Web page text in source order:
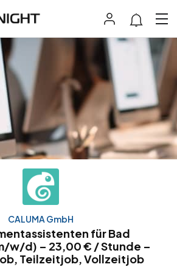
CALUMA GmbH
für Bad
w/d) – 23,00 € / Stunde –
Teilzeitjob, Vollzeitjob